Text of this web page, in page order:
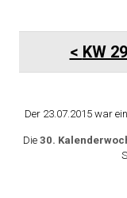
KW 29
Der 23.07.2015 war
Die 30.